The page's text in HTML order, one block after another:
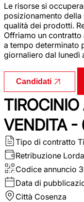
Le risorse si
posizionamento della
qualità dei prodotti.
Offriamo un
a tempo determinato
giornaliero dal lunedì
Candidati
VENDITA -
Tipo di contratto
Retribuzione Lorda
Codice annuncio
Data di
Città Cosenza